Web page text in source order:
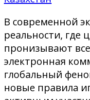
В современной
реальности, где
пронизывают
электронная
глобальный
новые правила